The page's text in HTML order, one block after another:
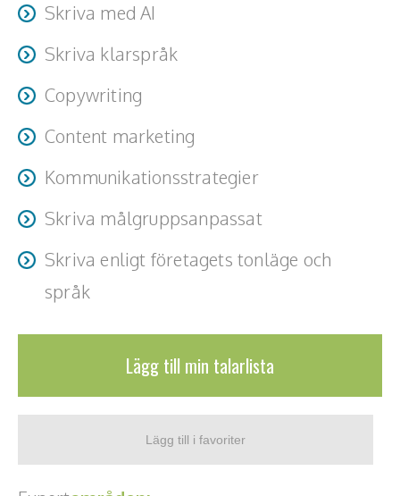
Alla talare
Alla ämnen
Skriva med AI
Skriva klarspråk
Copywriting
Content marketing
Kommunikationsstrategier
Skriva målgruppsanpassat
Skriva enligt företagets tonläge och
språk
Lägg till min talarlista